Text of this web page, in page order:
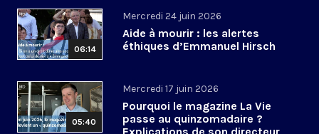
06:14
Mercredi 24 juin 2026
Aide à mourir : les alertes
éthiques d’Emmanuel Hirsch
05:40
Mercredi 17 juin 2026
Pourquoi le magazine La Vie
passe au quinzomadaire ?